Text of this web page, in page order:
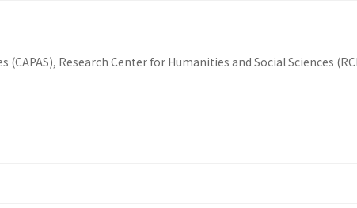
Research Center for Humanities and Social Sciences